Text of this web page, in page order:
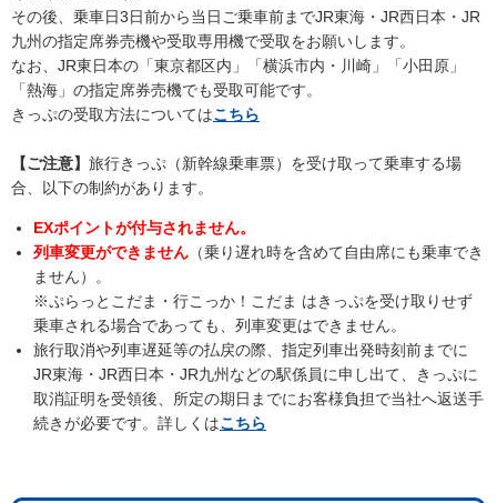
その後、乗車日3日前から当日ご乗車前までJR東海・JR西日本・JR
九州の指定席券売機や受取専用機で受取をお願いします。
なお、JR東日本の「東京都区内」「横浜市内・川崎」「小田原」
「熱海」の指定席券売機でも受取可能です。
きっぷの受取方法についてはこちら
【ご注意】 旅行きっぷ（新幹線乗車票）を受け取って乗車する場
合、以下の制約があります。
EXポイントが付与されません。
列車変更ができません （乗り遅れ時を含めて自由席にも乗車でき
ません）。
※ぷらっとこだま・行こっか！こだま はきっぷを受け取りせず
乗車される場合であっても、列車変更はできません。
旅行取消や列車遅延等の払戻の際、指定列車出発時刻前までに
JR東海・JR西日本・JR九州などの駅係員に申し出て、きっぷに
取消証明を受領後、所定の期日までにお客様負担で当社へ返送手
続きが必要です。詳しくはこちら